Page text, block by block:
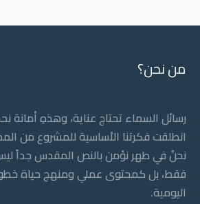
من نحن؟
رسائل السماء تحتاج عناية، وهذهِ أمانة
انطلقت فكرتنا الأساسية للمشروع من
نحنُ في طهر نؤمن بالنص المقدس جداً
فقط، بل كمحتوى عملي ومنهج حياة
اليومية.